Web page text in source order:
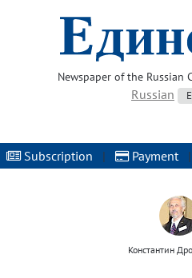
Newspaper of the Russian
Russian
Subscription | Payment |
Константин